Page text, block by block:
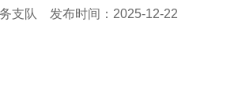
务支队 发布时间：2025-12-22